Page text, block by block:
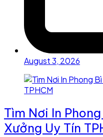
August 3, 2026
Tìm Nơi In
Xưởng Uy Tín